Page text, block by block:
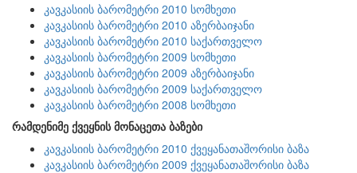
კავკასიის ბარომეტრი 2010 სომხეთი
კავკასიის ბარომეტრი 2010 აზერბაიჯანი
კავკასიის ბარომეტრი 2010 საქართველო
კავკასიის ბარომეტრი 2009 სომხეთი
კავკასიის ბარომეტრი 2009 აზერბაიჯანი
კავკასიის ბარომეტრი 2009 საქართველო
კავკასიის ბარომეტრი 2008 სომხეთი
რამდენიმე ქვეყნის მონაცეთა ბაზები
კავკასიის ბარომეტრი 2010 ქვეყანათაშორისი ბაზა
კავკასიის ბარომეტრი 2009 ქვეყანათაშორისი ბაზა